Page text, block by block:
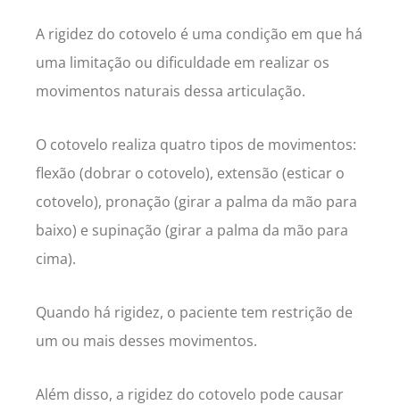
A rigidez do cotovelo é uma condição em que há
uma limitação ou dificuldade em realizar os
movimentos naturais dessa articulação.
O cotovelo realiza quatro tipos de movimentos:
flexão (dobrar o cotovelo), extensão (esticar o
cotovelo), pronação (girar a palma da mão para
baixo) e supinação (girar a palma da mão para
cima).
Quando há rigidez, o paciente tem restrição de
um ou mais desses movimentos.
Além disso, a rigidez do cotovelo pode causar